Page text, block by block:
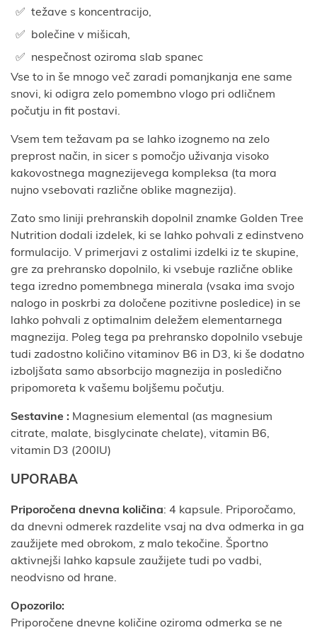
težave s koncentracijo,
bolečine v mišicah,
nespečnost oziroma slab spanec
Vse to in še mnogo več zaradi pomanjkanja ene same
snovi, ki odigra zelo pomembno vlogo pri odličnem
počutju in fit postavi.
Vsem tem težavam pa se lahko izognemo na zelo
preprost način, in sicer s pomočjo uživanja visoko
kakovostnega magnezijevega kompleksa (ta mora
nujno vsebovati različne oblike magnezija).
Zato smo liniji prehranskih dopolnil znamke Golden Tree
Nutrition dodali izdelek, ki se lahko pohvali z edinstveno
formulacijo. V primerjavi z ostalimi izdelki iz te skupine,
gre za prehransko dopolnilo, ki vsebuje različne oblike
tega izredno pomembnega minerala (vsaka ima svojo
nalogo in poskrbi za določene pozitivne posledice) in se
lahko pohvali z optimalnim deležem elementarnega
magnezija. Poleg tega pa prehransko dopolnilo vsebuje
tudi zadostno količino vitaminov B6 in D3, ki še dodatno
izboljšata samo absorbcijo magnezija in posledično
pripomoreta k vašemu boljšemu počutju.
Sestavine : Magnesium elemental (as magnesium
citrate, malate, bisglycinate chelate), vitamin B6,
vitamin D3 (200IU)
UPORABA
Priporočena dnevna količina: 4 kapsule. Priporočamo,
da dnevni odmerek razdelite vsaj na dva odmerka in ga
zaužijete med obrokom, z malo tekočine. Športno
aktivnejši lahko kapsule zaužijete tudi po vadbi,
neodvisno od hrane.
Opozorilo:
Priporočene dnevne količine oziroma odmerka se ne